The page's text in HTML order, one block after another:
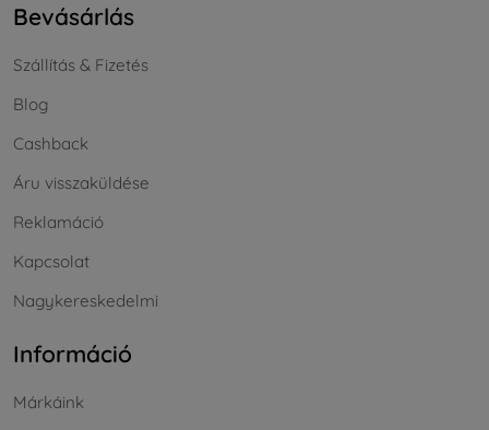
Bevásárlás
Szállítás & Fizetés
Blog
Cashback
Áru visszaküldése
Reklamáció
Kapcsolat
Nagykereskedelmi
Információ
Márkáink